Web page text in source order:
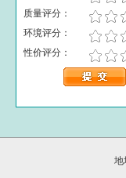
质量评分：
环境评分：
性价评分：